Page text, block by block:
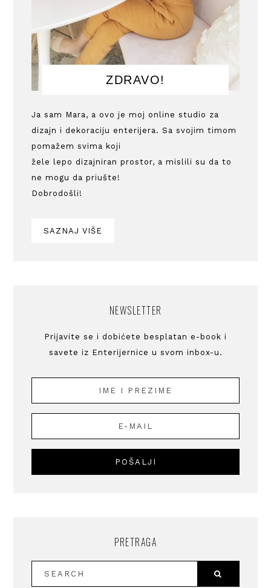
ZDRAVO!
Ja sam Mara, a ovo je moj online studio za
dizajn i dekoraciju enterijera. Sa svojim timom
pomažem svima koji
žele lepo dizajniran prostor, a mislili su da to
ne mogu da priušte!
Dobrodošli!
SAZNAJ VIŠE
NEWSLETTER
Prijavite se i dobićete besplatan e-book i
savete iz Enterijernice u svom inbox-u.
PRETRAGA